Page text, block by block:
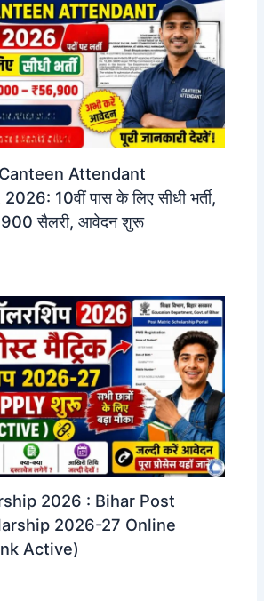
Attendant
10वीं पास के लिए सीधी भर्ती,
सैलरी, आवेदन शुरू
2026 : Bihar Post
2026-27 Online
Active)